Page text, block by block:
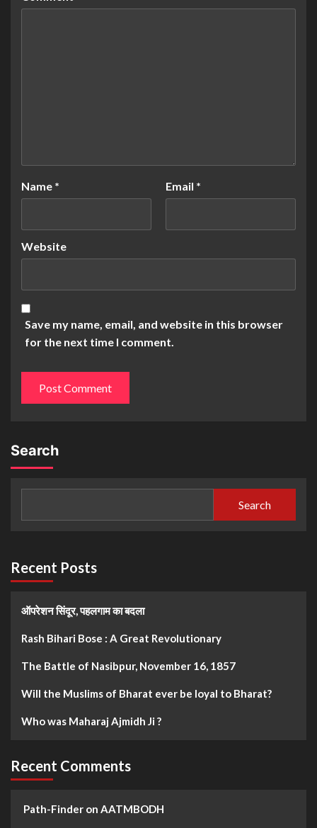
Name * Email *
Website
Save my name, email, and website in this browser
for the next time I comment.
Search
Search
Recent Posts
ऑपरेशन सिंदूर, पहलगाम का बदला
Rash Bihari Bose : A Great Revolutionary
The Battle of Nasibpur, November 16, 1857
Will the Muslims of Bharat ever be loyal to Bharat?
Who was Maharaj Ajmidh Ji ?
Recent Comments
Path-Finder on AATMBODH